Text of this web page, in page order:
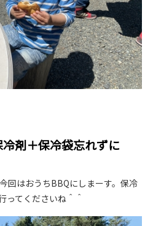
剤＋保冷袋忘れずに
回はおうちBBQにしまーす。保冷
ってくださいね＾＾